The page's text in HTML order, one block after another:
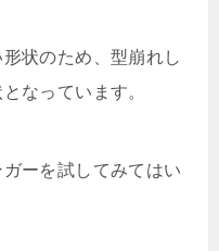
状のため、型崩れし
なっています。
ーを試してみてはい